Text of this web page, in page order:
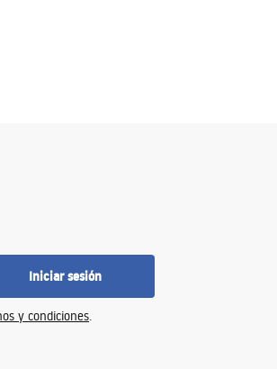
Iniciar sesión
y condiciones.